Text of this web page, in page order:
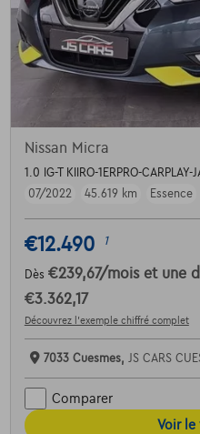
Nissan Micra
1.0 IG-T KIIRO-1ERPRO-CARPLAY-
07/2022
45.619 km Essence
€12.490 1
Dès €239,67/mois et une
€3.362,17
Découvrez l’exemple chiffré complet
7033 Cuesmes, JS CARS
Comparer
Voir le